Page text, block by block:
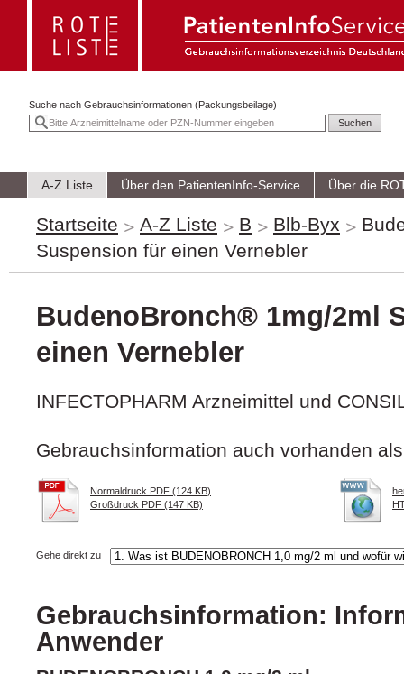
Suche nach Gebrauchsinformationen (Packungsbeilage)
A-Z Liste Über den PatientenInfo-Service Über die
Startseite A-Z Liste B Blb-Byx
Suspension für einen Vernebler
BudenoBronch® 1mg/2ml
einen Vernebler
INFECTOPHARM Arzneimittel und
Gebrauchsinformation auch vorhanden
Normaldruck PDF (124 KB)
Großdruck PDF (147 KB)
Gehe direkt zu
Gebrauchsinformation:
Anwender